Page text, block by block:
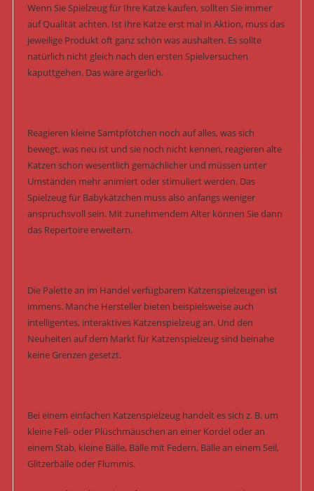
Wenn Sie Spielzeug für Ihre Katze kaufen, sollten Sie immer
auf Qualität achten. Ist Ihre Katze erst mal in Aktion, muss das
jeweilige Produkt oft ganz schön was aushalten. Es sollte
natürlich nicht gleich nach den ersten Spielversuchen
kaputtgehen. Das wäre ärgerlich.
Reagieren kleine Samtpfötchen noch auf alles, was sich
bewegt, was neu ist und sie noch nicht kennen, reagieren alte
Katzen schon wesentlich gemächlicher und müssen unter
Umständen mehr animiert oder stimuliert werden. Das
Spielzeug für Babykätzchen muss also anfangs weniger
anspruchsvoll sein. Mit zunehmendem Alter können Sie dann
das Repertoire erweitern.
Die Palette an im Handel verfügbarem Katzenspielzeugen ist
immens. Manche Hersteller bieten beispielsweise auch
intelligentes, interaktives Katzenspielzeug an. Und den
Neuheiten auf dem Markt für Katzenspielzeug sind beinahe
keine Grenzen gesetzt.
Bei einem einfachen Katzenspielzeug handelt es sich z. B. um
kleine Fell- oder Plüschmäuschen an einer Kordel oder an
einem Stab, kleine Bälle, Bälle mit Federn, Bälle an einem Seil,
Glitzerbälle oder Flummis.